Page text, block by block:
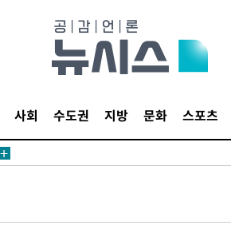
사회 수도권 지방 문화 스포츠